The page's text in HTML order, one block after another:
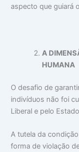
aspecto que guiará
A
HUMANA
O desafio de
indivíduos não foi
Liberal e pelo
A tutela da
forma de violação